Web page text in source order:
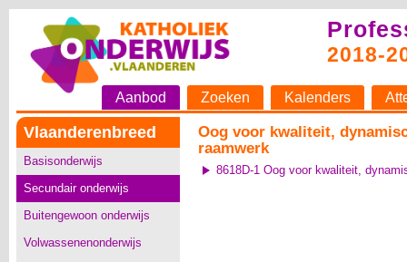
2018-
Aanbod Zoeken Kalenders
Vlaanderenbreed
Basisonderwijs
Secundair onderwijs
Buitengewoon onderwijs
Volwassenenonderwijs
Oog voor kwaliteit,
raamwerk
8618D-1 Oog voor kwaliteit,